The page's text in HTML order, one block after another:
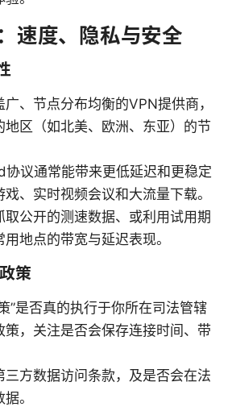
速度、隐私与安全
、节点分布均衡的VPN提供商，
地区（如北美、欧洲、东亚）的节
议通常能带来更低延迟和更稳定
、实时视频会议和大流量下载。
取公开的测速数据、或利用试用期
地点的带宽与延迟表现。
策
”是否真的执行于你所在司法管辖
策，关注是否会保存连接时间、带
三方数据访问条款，及是否会在法
。